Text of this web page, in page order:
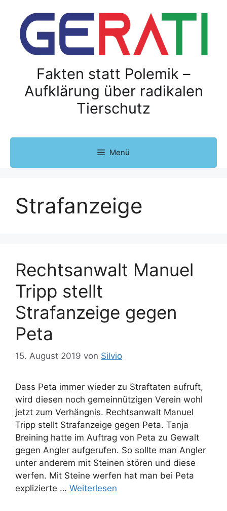
Fakten statt Polemik –
Aufklärung über radikalen
Tierschutz
Menü
Strafanzeige
Rechtsanwalt Manuel
Tripp stellt
Strafanzeige gegen
Peta
15. August 2019 von Silvio
Dass Peta immer wieder zu Straftaten aufruft,
wird diesen noch gemeinnützigen Verein wohl
jetzt zum Verhängnis. Rechtsanwalt Manuel
Tripp stellt Strafanzeige gegen Peta. Tanja
Breining hatte im Auftrag von Peta zu Gewalt
gegen Angler aufgerufen. So sollte man Angler
unter anderem mit Steinen stören und diese
werfen. Mit Steine werfen hat man bei Peta
explizierte … Weiterlesen